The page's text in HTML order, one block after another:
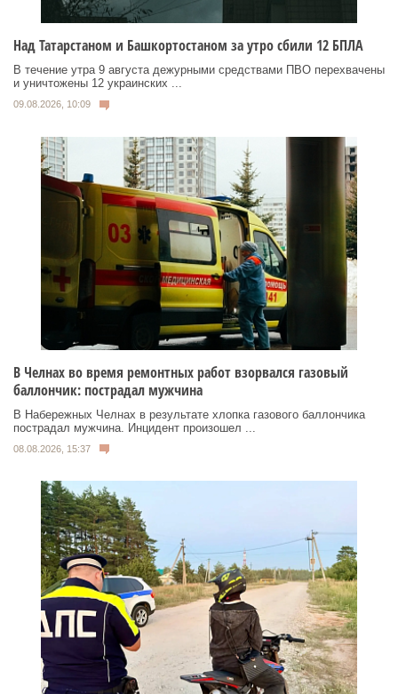
Над Татарстаном и Башкортостаном за утро сбили 12 БПЛА
В течение утра 9 августа дежурными средствами ПВО перехвачены
и уничтожены 12 украинских ...
09.08.2026, 10:09
В Челнах во время ремонтных работ взорвался газовый
баллончик: пострадал мужчина
В Набережных Челнах в результате хлопка газового баллончика
пострадал мужчина. Инцидент произошел ...
08.08.2026, 15:37